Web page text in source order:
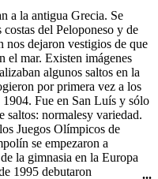
Feria Mundial en
como "natación
a este término, aunque
swimming" (natación
A Source Book of
(Minneapolis:
de esto, fue en Estados
importancia y
Williams, famosa actriz de
ser la gran impulsora de
sus películas de los años
a la antigua Grecia. Se
del Peloponeso y de
nos dejaron vestigios de que
el mar. Existen imágenes
algunos saltos en la
por primera vez a los
Fue en San Luís y sólo
saltos: normalesy variedad.
Juegos Olímpicos de
se empezaron a
la gimnasia en la Europa
1995 debutaron